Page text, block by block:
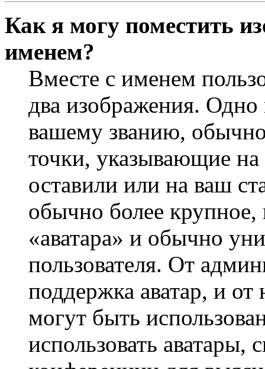
Как я могу поместить
именем?
Вместе с именем
два изображения.
вашему званию, обычно
точки, указывающие
оставили или на ваш
обычно более крупное,
«аватара» и обычно
пользователя. От
поддержка аватар, и от
могут быть
использовать аватары,